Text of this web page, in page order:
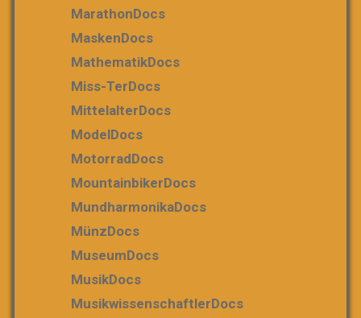
MarathonDocs
MaskenDocs
MathematikDocs
Miss-TerDocs
MittelalterDocs
ModelDocs
MotorradDocs
MountainbikerDocs
MundharmonikaDocs
MünzDocs
MuseumDocs
MusikDocs
MusikwissenschaftlerDocs